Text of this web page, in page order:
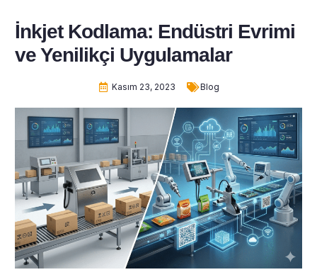
İnkjet Kodlama: Endüstri Evrimi
ve Yenilikçi Uygulamalar
Kasım 23, 2023 Blog